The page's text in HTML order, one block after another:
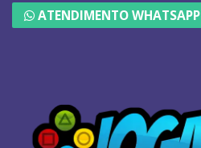
ATENDIMENTO WHATSAPP